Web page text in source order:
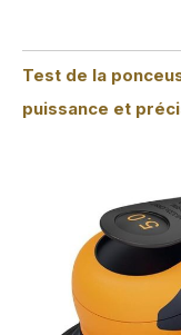
Test de la
puissance et